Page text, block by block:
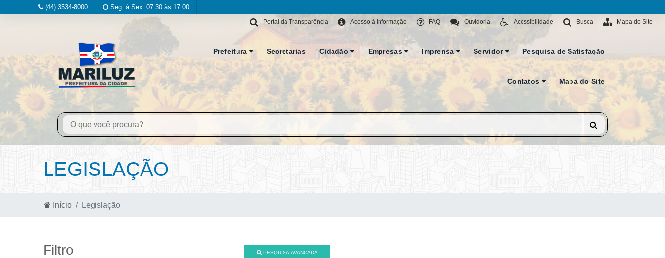
(44) 3534-8000 Seg. à Sex. 07:30 às 17:00
Mapa do Site
Busca
Acessibilidade
Ouvidoria
FAQ
Acesso à Informação
Portal da Transparência
Prefeitura Secretarias Cidadão Empresas Imprensa Servidor Pesquisa de Satisfação
Contatos Mapa do Site
LEGISLAÇÃO
Início Legislação
Filtro PESQUISA AVANÇADA